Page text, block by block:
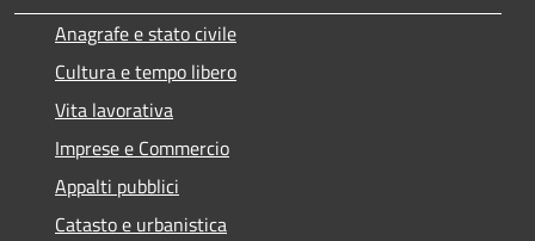
Anagrafe e stato civile
Cultura e tempo libero
Vita lavorativa
Imprese e Commercio
Appalti pubblici
Catasto e urbanistica